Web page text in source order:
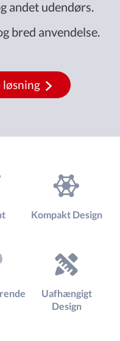
andet udendørs.
bred anvendelse.
løsning
Kompakt Design
Uafhængigt
Design